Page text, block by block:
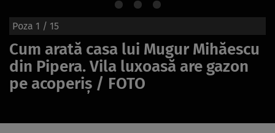
Poza 1 / 15
Cum arată casa lui Mugur Mihăescu
din Pipera. Vila luxoasă are gazon
pe acoperiș / FOTO